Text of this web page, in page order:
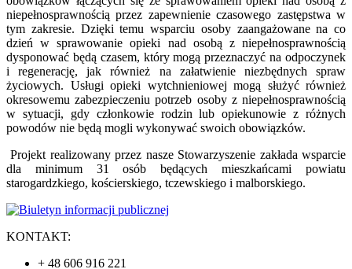
niepełnosprawnością przez zapewnienie czasowego zastępstwa w
tym zakresie. Dzięki temu wsparciu osoby zaangażowane na co
dzień w sprawowanie opieki nad osobą z niepełnosprawnością
dysponować będą czasem, który mogą przeznaczyć na odpoczynek
i regenerację, jak również na załatwienie niezbędnych spraw
życiowych. Usługi opieki wytchnieniowej mogą służyć również
okresowemu zabezpieczeniu potrzeb osoby z niepełnosprawnością
w sytuacji, gdy członkowie rodzin lub opiekunowie z różnych
powodów nie będą mogli wykonywać swoich obowiązków.
Projekt realizowany przez nasze Stowarzyszenie zakłada wsparcie
dla minimum 31 osób będących mieszkańcami powiatu
starogardzkiego, kościerskiego, tczewskiego i malborskiego.
KONTAKT:
+ 48 606 916 221